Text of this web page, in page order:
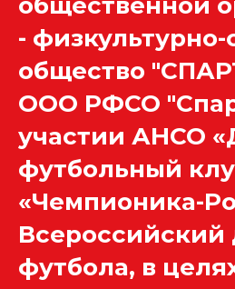
-
общество
ООО РФСО
участии АНСО
футбольный
«Чемпионика-
Всероссийский
футбола, в